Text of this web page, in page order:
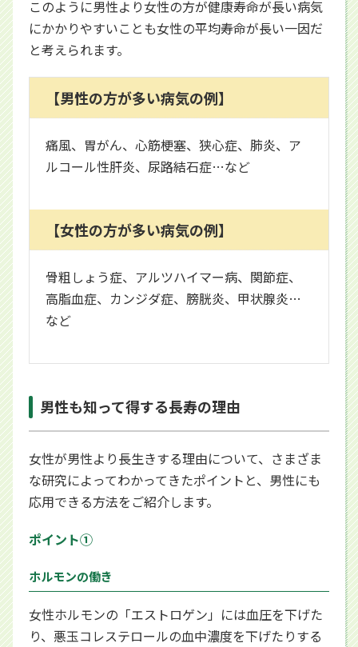
このように男性より女性の方が健康寿命が長い病気
にかかりやすいことも女性の平均寿命が長い一因だ
と考えられます。
【男性の方が多い病気の例】
痛風、胃がん、心筋梗塞、狭心症、肺炎、ア
ルコール性肝炎、尿路結石症…など
【女性の方が多い病気の例】
骨粗しょう症、アルツハイマー病、関節症、
高脂血症、カンジダ症、膀胱炎、甲状腺炎…
など
男性も知って得する長寿の理由
女性が男性より長生きする理由について、さまざま
な研究によってわかってきたポイントと、男性にも
応用できる方法をご紹介します。
ポイント①
ホルモンの働き
女性ホルモンの「エストロゲン」には血圧を下げた
り、悪玉コレステロールの血中濃度を下げたりする